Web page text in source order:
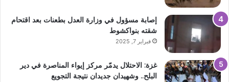
إصابة مسؤول في وزارة العدل بطعنات بعد اقتحام
شقته بنواكشوط
فبراير 7, 2025
غزة: الاحتلال يدمّر مركز إيواء المناصرة في دير
البلح.. وشهيدان جديدان نتيجة التجويع